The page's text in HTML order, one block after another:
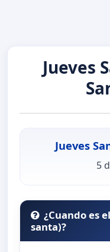
Jueves
Jueves
5
¿Cuando es
santa)?